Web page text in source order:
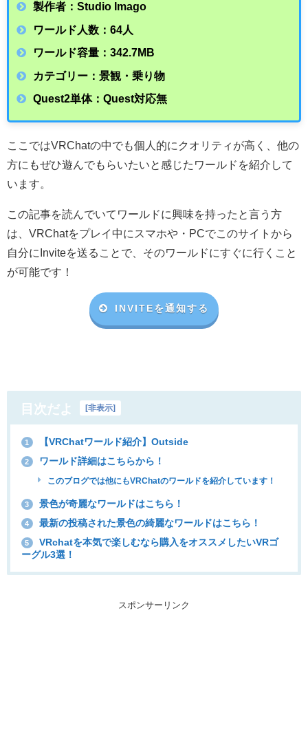
製作者：Studio Imago
ワールド人数：64人
ワールド容量：342.7MB
カテゴリー：景観・乗り物
Quest2単体：Quest対応無
ここではVRChatの中でも個人的にクオリティが高く、他の
方にもぜひ遊んでもらいたいと感じたワールドを紹介して
います。
この記事を読んでいてワールドに興味を持ったと言う方
は、VRChatをプレイ中にスマホや・ PCでこのサイトから
自分に Inviteを送ることで、そのワールドにすぐに行くこと
が可能です！
INVITEを通知する
目次だよ [非表示]
1 【VRChatワールド紹介】Outside
2 ワールド詳細はこちらから！
このブログでは他にもVRChatのワールドを紹介しています！
3 景色が奇麗なワールドはこちら！
4 最新の投稿された景色の綺麗なワールドはこちら！
5
VRchatを本気で楽しむなら購入をオススメしたいVRゴ
ーグル3選！
スポンサーリンク